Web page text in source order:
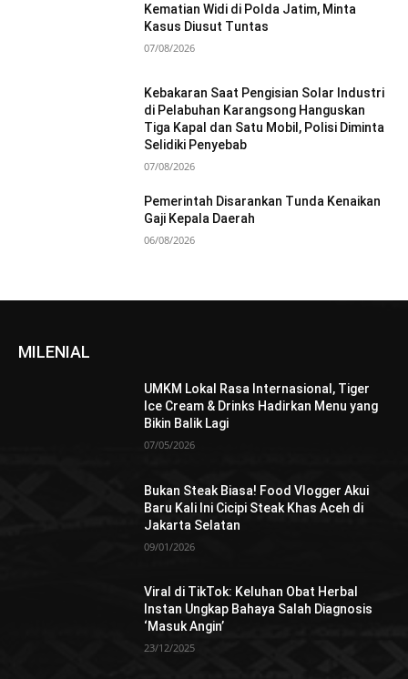
Kematian Widi di Polda Jatim, Minta
Kasus Diusut Tuntas
07/08/2026
Kebakaran Saat Pengisian Solar Industri
di Pelabuhan Karangsong Hanguskan
Tiga Kapal dan Satu Mobil, Polisi Diminta
Selidiki Penyebab
07/08/2026
Pemerintah Disarankan Tunda Kenaikan
Gaji Kepala Daerah
06/08/2026
MILENIAL
UMKM Lokal Rasa Internasional, Tiger
Ice Cream & Drinks Hadirkan Menu yang
Bikin Balik Lagi
07/05/2026
Bukan Steak Biasa! Food Vlogger Akui
Baru Kali Ini Cicipi Steak Khas Aceh di
Jakarta Selatan
09/01/2026
Viral di TikTok: Keluhan Obat Herbal
Instan Ungkap Bahaya Salah Diagnosis
‘Masuk Angin’
23/12/2025